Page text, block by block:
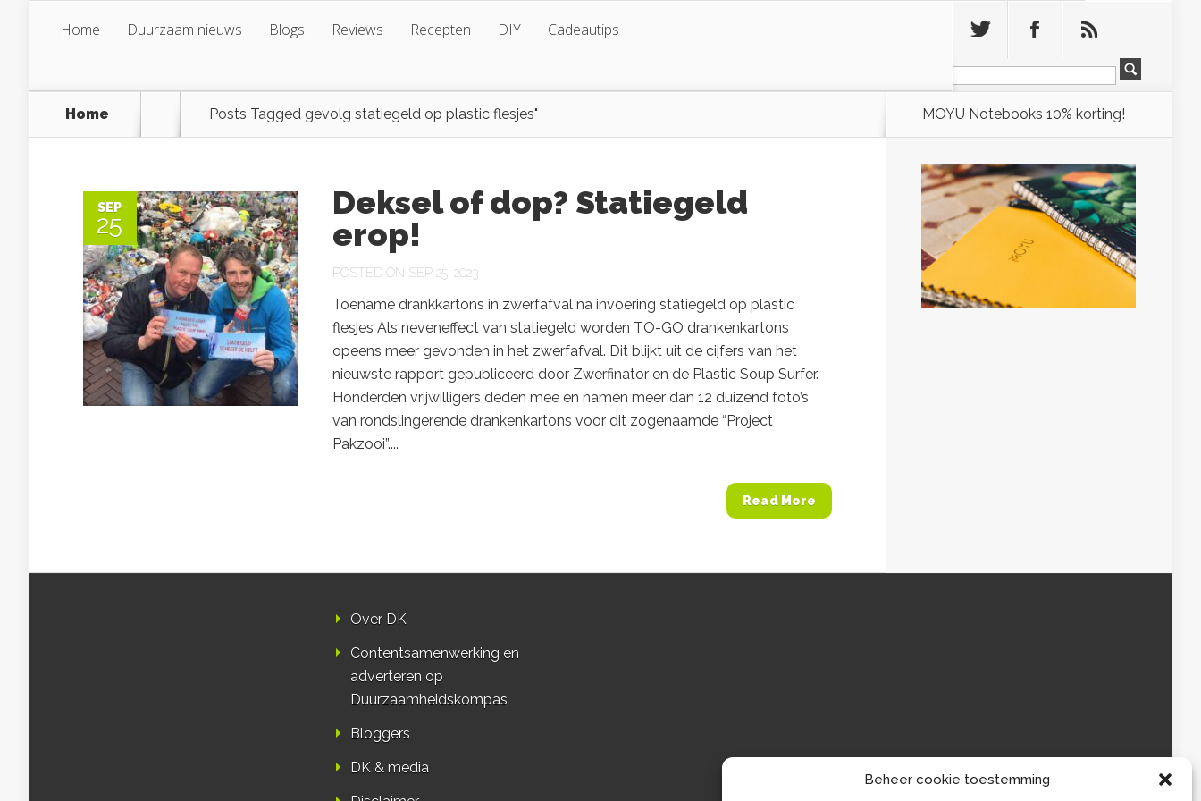
Beheer cookie toestemming
Home Duurzaam nieuws Blogs Reviews Recepten DIY Cadeautips
Home Posts Tagged gevolg statiegeld op plastic flesjes"
SEP
25
Deksel of dop? Statiegeld
erop!
POSTED ON SEP 25, 2023
Toename drankkartons in zwerfafval na invoering statiegeld op plastic
flesjes Als neveneffect van statiegeld worden TO-GO drankenkartons
opeens meer gevonden in het zwerfafval. Dit blijkt uit de cijfers van het
nieuwste rapport gepubliceerd door Zwerfinator en de Plastic Soup Surfer.
Honderden vrijwilligers deden mee en namen meer dan 12 duizend foto’s
van rondslingerende drankenkartons voor dit zogenaamde “Project
Pakzooi”....
Read More
MOYU Notebooks 10% korting!
Over DK
Contentsamenwerking en
adverteren op
Duurzaamheidskompas
Bloggers
DK & media